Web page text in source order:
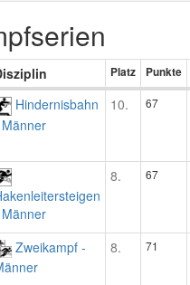
Platz Punkte
Hindernisbahn
10. 67
8. 67
Zweikampf -
8. 71